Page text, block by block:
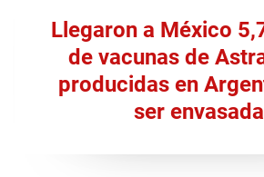
Llegaron a México
de vacunas de
producidas en
ser